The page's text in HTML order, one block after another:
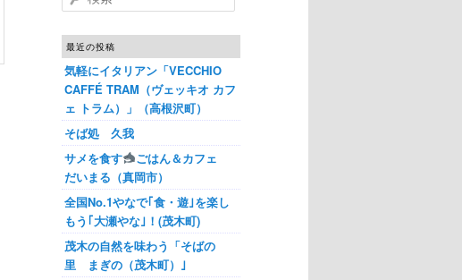
最近の投稿
気軽にイタリアン「VECCHIO
CAFFÉ TRAM（ヴェッキオ カフ
ェ トラム）」（高根沢町）
そば処 久我
サメを食す
ごはん＆カフェ
だいまる（真岡市）
全国No.1やなで｢食・遊｣を楽し
もう｢大瀬やな｣！(茂木町)
茂木の自然を味わう「そばの
里 まぎの（茂木町）｣